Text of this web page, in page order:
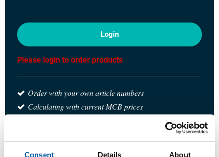
Consent Details About
Login
Please login to order products
Order with your own article numbers
Calculating with current MCB prices